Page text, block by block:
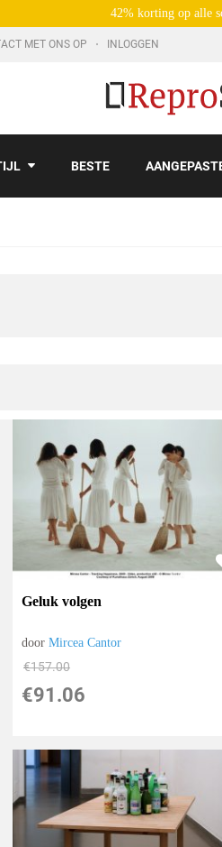
42% korting op alle
MET ONS OP INLOGGEN
BESTE
Geluk volgen
doorMircea Cantor
€157.00
€91.06